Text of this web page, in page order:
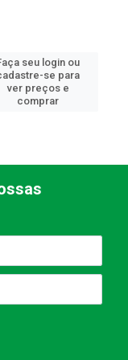
seu login ou
se para
ver preços e
comprar